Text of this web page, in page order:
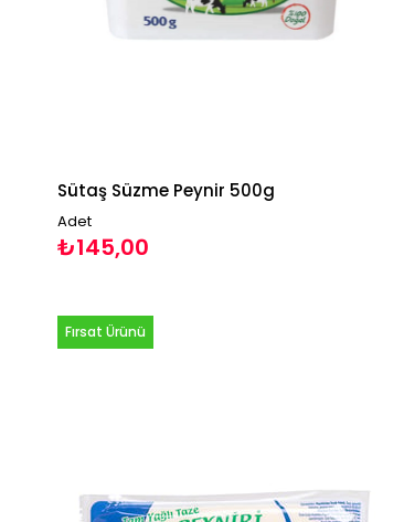
Sütaş Süzme Peynir 500g
Adet
₺145,00
Fırsat Ürünü